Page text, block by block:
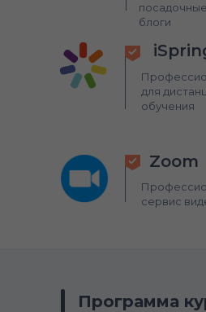
Zoom
сервис
для
обучения
блоги
Программа